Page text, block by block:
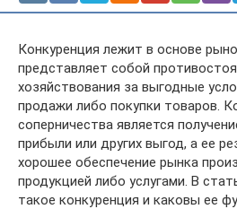
Конкуренция лежит в основе
представляет собой
хозяйствования за выгодные
продажи либо покупки товаров.
соперничества является
прибыли или других выгод, а ее
хорошее обеспечение рынка
продукцией либо услугами. В
такое конкуренция и каковы ее